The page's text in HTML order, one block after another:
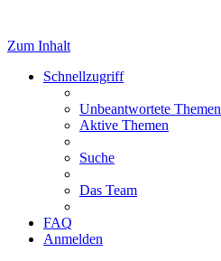
Zum Inhalt
Schnellzugriff
Unbeantwortete Themen
Aktive Themen
Suche
Das Team
FAQ
Anmelden